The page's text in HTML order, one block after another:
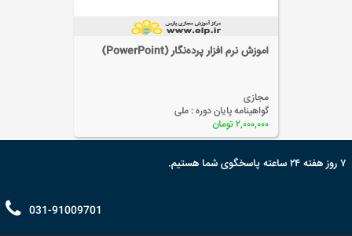
آموزش نرم افزار پرده‌نگار (PowerPoint)
مجازی
گواهینامه پایان دوره : ملی
۲,۰۰۰,۰۰۰ تومان
۷ روز هفته ۲۴ ساعته پاسخگوی شما هستیم.
031-91009701